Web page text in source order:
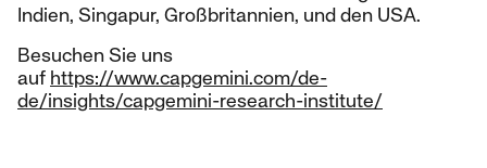
Indien, Singapur, Großbritannien, und den USA.
Besuchen Sie uns
auf https://www.capgemini.com/de-
de/insights/capgemini-research-institute/